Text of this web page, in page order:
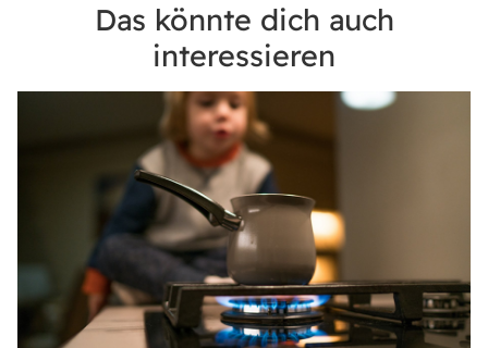
Das könnte dich auch
interessieren